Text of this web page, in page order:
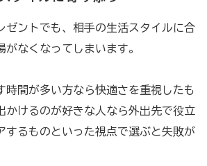
ゼントでも、相手の生活スタイルに合
なくなってしまいます。
時間が多い方なら快適さを重視したも
かけるのが好きな人なら外出先で役立
するものといった視点で選ぶと失敗が